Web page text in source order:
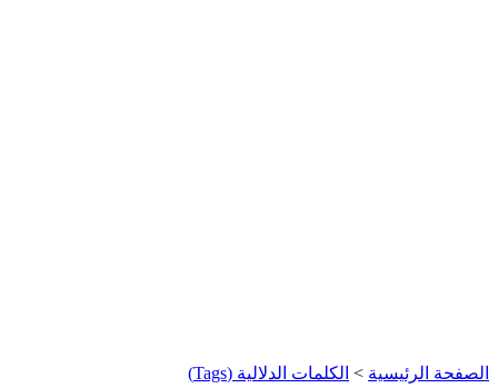
الصفحة الرئيسية > الكلمات الدلالية (Tags)